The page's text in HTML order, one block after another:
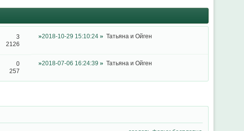
3
2126
2018-10-29 15:10:24 Татьяна и Ойген
0
257
2018-07-06 16:24:39 Татьяна и Ойген